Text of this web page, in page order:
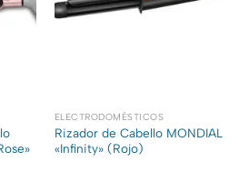
ELECTRODOMÉSTICOS
Rizador de Cabello MONDIAL
«Infinity» (Rojo)